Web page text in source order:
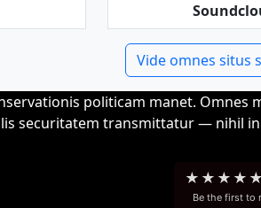
Vide omnes situs
politicam manet.
securitatem transmittatur — nihil
★ ★ ★ ★ ★
Be the first to